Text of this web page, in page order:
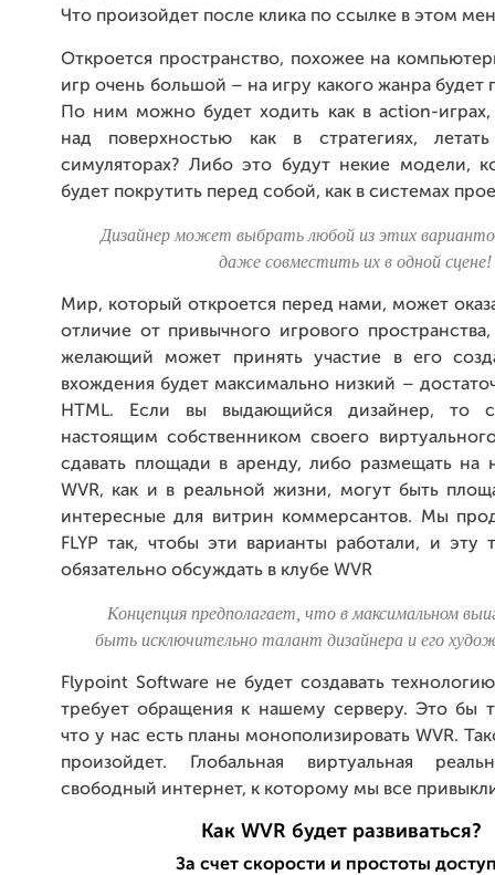
Что произойдет после клика по ссылке в этом
Откроется пространство, похожее на
игр очень большой – на игру какого жанра будет
По ним можно будет ходить как в action-играх,
над поверхностью как в стратегиях,
симуляторах? Либо это будут некие модели,
будет покрутить перед собой, как в системах
Дизайнер может выбрать любой из этих
даже совместить их в одной сцене!
Мир, который откроется перед нами, может
отличие от привычного игрового
желающий может принять участие в его
вхождения будет максимально низкий –
HTML. Если вы выдающийся дизайнер, то
настоящим собственником своего
сдавать площади в аренду, либо размещать на
WVR, как и в реальной жизни, могут быть
интересные для витрин коммерсантов. Мы
FLYP так, чтобы эти варианты работали, и эту
обязательно обсуждать в клубе WVR
Концепция предполагает, что в максимальном
быть исключительно талант дизайнера и его
Flypoint Software не будет создавать
требует обращения к нашему серверу. Это бы
что у нас есть планы монополизировать WVR.
произойдет. Глобальная виртуальная
свободный интернет, к которому мы все
Как WVR будет развиваться?
За счет скорости и простоты